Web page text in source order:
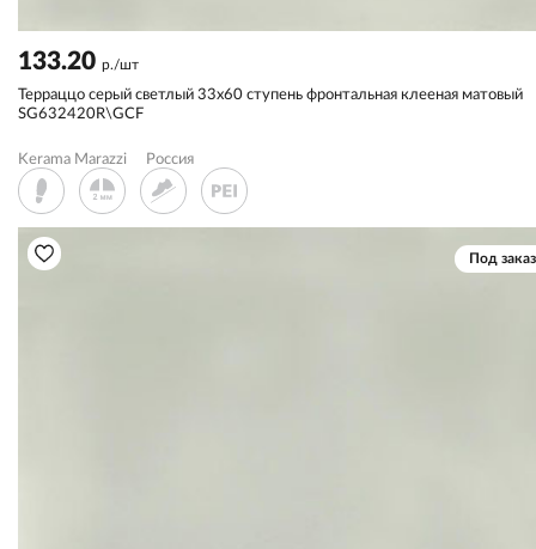
133.20 р./шт
Терраццо серый светлый 33x60 ступень фронтальная клееная матовый
SG632420R\GCF
Kerama Marazzi Россия
Под заказ